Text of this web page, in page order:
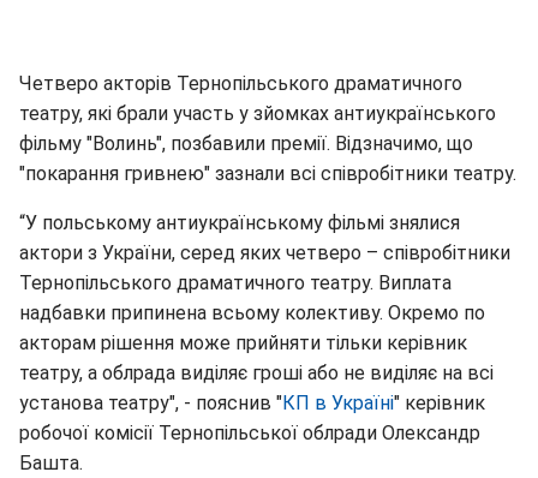
Четверо акторів Тернопільського драматичного
театру, які брали участь у зйомках антиукраїнського
фільму "Волинь", позбавили премії. Відзначимо, що
"покарання гривнею" зазнали всі співробітники театру.
“У польському антиукраїнському фільмі знялися
актори з України, серед яких четверо – співробітники
Тернопільського драматичного театру. Виплата
надбавки припинена всьому колективу. Окремо по
акторам рішення може прийняти тільки керівник
театру, а облрада виділяє гроші або не виділяє на всі
установа театру", - пояснив "КП в Україні" керівник
робочої комісії Тернопільської облради Олександр
Башта.